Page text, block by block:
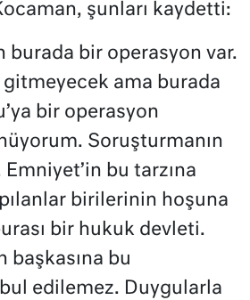
şunları kaydetti:
burada bir operasyon var.
ama burada
bir operasyon
Soruşturmanın
bu tarzına
birilerinin hoşuna
bir hukuk devleti.
başkasına bu
edilemez. Duygularla